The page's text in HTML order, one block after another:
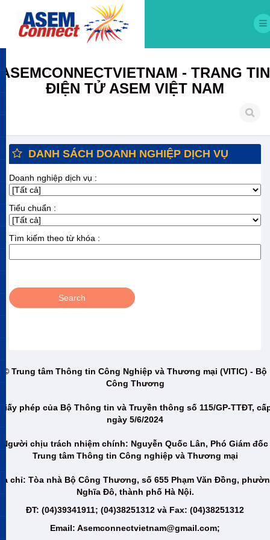
ASEMCONNECTVIETNAM - TRANG TIN
ĐIỆN TỬ ASEM VIỆT NAM
DANH SÁCH DOANH NGHIỆP DỊCH VỤ
Doanh nghiệp dịch vụ :
Tiểu chuẩn :
Tìm kiếm theo từ khóa :
© Trung tâm Thông tin Công Nghiệp và Thương mại (VITIC) - Bộ
Công Thương
phép của Bộ Thông tin và Truyền thông số 115/GP-TTĐT,
ngày 5/6/2024
Người chịu trách nhiệm chính: Nguyễn Quốc Lân, Phó Giám đốc
Trung tâm Thông tin Công nghiệp và Thương mại
chỉ: Tòa nhà Bộ Công Thương, số 655 Phạm Văn Đồng,
Nghĩa Đô, thành phố Hà Nội.
ĐT: (04)39341911; (04)38251312 và Fax: (04)38251312
Email: Asemconnectvietnam@gmail.com;